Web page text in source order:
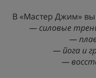
В «Мастер Джим»
— силовые
—
— йога и
—